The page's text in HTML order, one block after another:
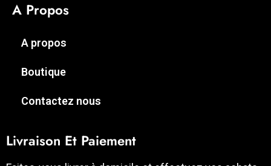
A Propos
A propos
Boutique
Contactez nous
Livraison Et Paiement